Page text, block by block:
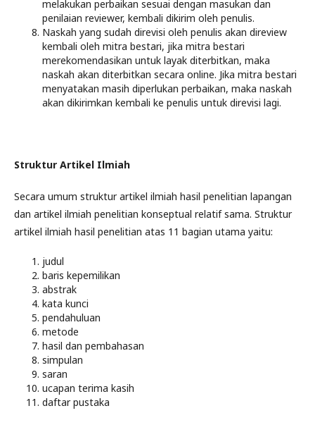
melakukan perbaikan sesuai dengan masukan dan
penilaian reviewer, kembali dikirim oleh penulis.
Naskah yang sudah direvisi oleh penulis akan direview
kembali oleh mitra bestari, jika mitra bestari
merekomendasikan untuk layak diterbitkan, maka
naskah akan diterbitkan secara online. Jika mitra bestari
menyatakan masih diperlukan perbaikan, maka naskah
akan dikirimkan kembali ke penulis untuk direvisi lagi.
Struktur Artikel Ilmiah
Secara umum struktur artikel ilmiah hasil penelitian lapangan
dan artikel ilmiah penelitian konseptual relatif sama. Struktur
artikel ilmiah hasil penelitian atas 11 bagian utama yaitu:
judul
baris kepemilikan
abstrak
kata kunci
pendahuluan
metode
hasil dan pembahasan
simpulan
saran
ucapan terima kasih
daftar pustaka